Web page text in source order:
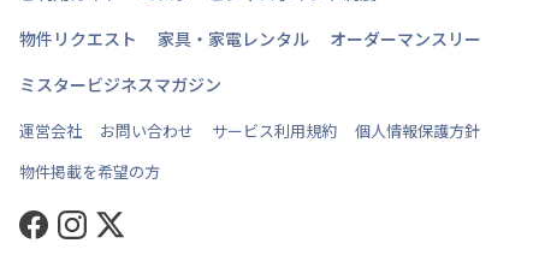
物件リクエスト
家具・家電レンタル
オーダーマンスリー
ミスタービジネスマガジン
運営会社 お問い合わせ サービス利用規約
個人情報保護方針
物件掲載を希望の方
Facebook
Instagram
Twitter